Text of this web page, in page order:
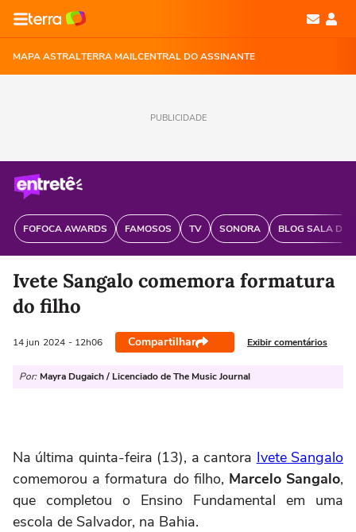
MAPA ASTRALTERRA MAILCENTRAL DO ASSINANTE
PUBLICIDADE
FOFOCA AWARDS FAMOSOS TV SONORA BLOG SALA DE
Ivete Sangalo comemora formatura
do filho
14 jun 2024 - 12h06 Compartilhar Exibir comentários
Por: Mayra Dugaich / Licenciado de The Music Journal
Na última quinta-feira (13), a cantora Ivete Sangalo
comemorou a formatura do filho, Marcelo Sangalo,
que completou o Ensino Fundamental em uma
escola de Salvador, na Bahia.